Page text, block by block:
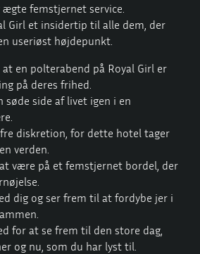
femstjernet service.
Girl et insidertip til alle dem, der
useriøst højdepunkt.
en polterabend på Royal Girl er
på deres frihed.
søde side af livet igen i en
diskretion, for dette hotel tager
verden.
være på et femstjernet bordel, der
dig og ser frem til at fordybe jer i
for at se frem til den store dag,
og nu, som du har lyst til.